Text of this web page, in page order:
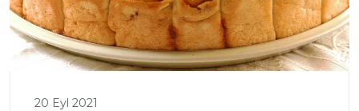
20 Eyl 2021